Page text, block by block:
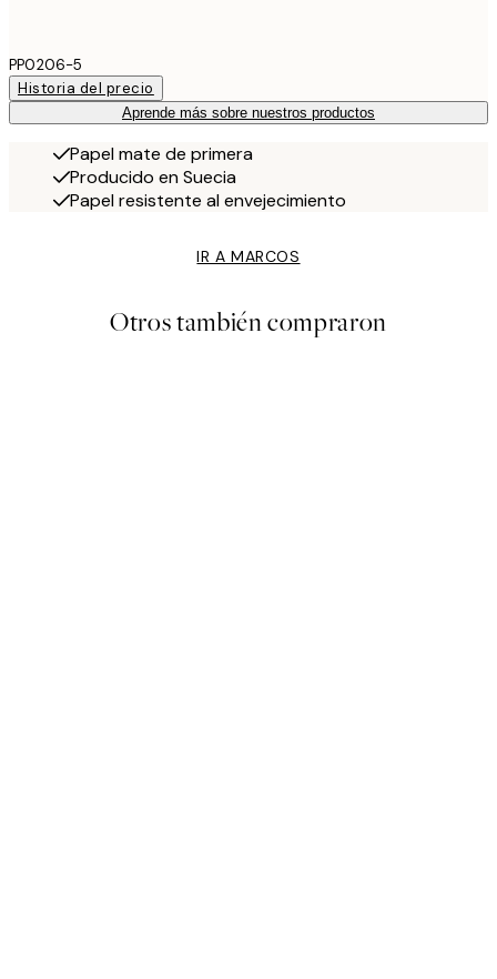
PP0206-5
Historia del precio
Aprende más sobre nuestros productos
Papel mate de primera
Producido en Suecia
Papel resistente al envejecimiento
IR A MARCOS
Otros también compraron